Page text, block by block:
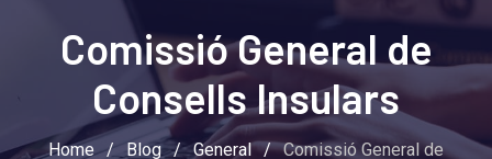
Comissió General de
Consells Insulars
Home / Blog / General / Comissió General de